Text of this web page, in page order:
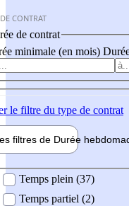
CONTRAT
de contrat
minimale (en mois)
le filtre du type de contrat
filtres de Durée hebdo
Temps plein (37)
Temps partiel (2)